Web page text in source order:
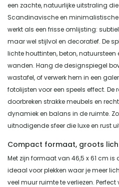
een zachte, natuurlijke uitstraling
Scandinavische en minimalistische
werkt als een frisse omlijsting:
maar wel stijlvol en decoratief. De
lichte houttinten, beton, natuursteen
wanden. Hang de designspiegel
wastafel, of verwerk hem in een
fotolijsten voor een speels effect. De
doorbreken strakke meubels en
dynamiek en balans in de ruimte.
uitnodigende sfeer die luxe en rust
Compact formaat, groots
Met zijn formaat van 46,5 x 61 cm
ideaal voor plekken waar je meer
veel muur ruimte te verliezen.